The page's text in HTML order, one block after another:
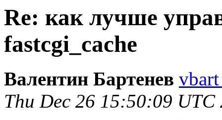
Re: как лучше
fastcgi_cache
Валентин Бартенев
Thu Dec 26 15:50:09 UTC